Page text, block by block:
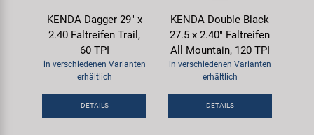
KENDA Dagger 29" x
2.40 Faltreifen Trail,
60 TPI
in verschiedenen Varianten
erhältlich
DETAILS
KENDA Double Black
27.5 x 2.40" Faltreifen
All Mountain, 120 TPI
in verschiedenen Varianten
erhältlich
DETAILS